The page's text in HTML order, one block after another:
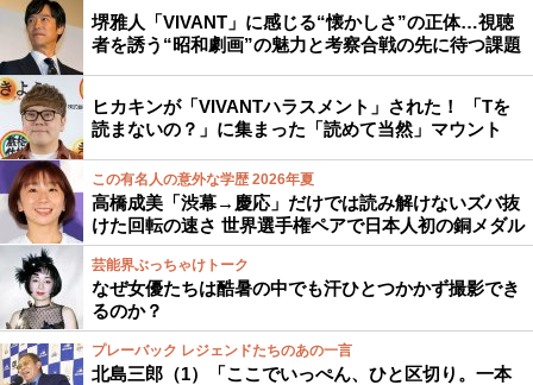
堺雅人「VIVANT」に感じる“懐かしさ”の正体…視聴
者を誘う“昭和劇画”の魅力と考察合戦の先に待つ課題
ヒカキンが「VIVANTハラスメント」された！ 「Tを
読まないの？」に集まった「読めて当然」マウント
この有名人の意外な学歴 2026年夏
高橋成美「渋幕→慶応」だけでは読み解けないズバ抜
けた回転の速さ 世界選手権ペアで日本人初の銅メダル
芸能界ぶっちゃけトーク
なぜ女優たちは酷暑の中でも汗ひとつかかず撮影でき
るのか？
プレーバック レジェンドたちのあの一言
北島三郎（1）「ここでいっぺん、ひと区切り。一本